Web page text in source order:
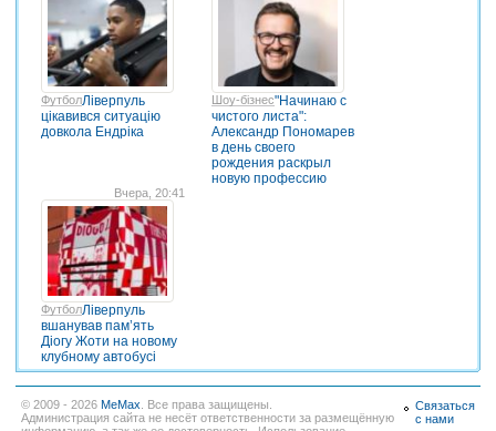
ФутболЛіверпуль
цікавився ситуацію
довкола Ендріка
Шоу-бізнес"Начинаю с
чистого листа":
Александр Пономарев
в день своего
рождения раскрыл
новую профессию
Вчера, 20:41
ФутболЛіверпуль
вшанував пам’ять
Діогу Жоти на новому
клубному автобусі
© 2009 - 2026 MeMax . Все права защищены.
Администрация сайта не несёт ответственности за размещённую
Связаться
с нами